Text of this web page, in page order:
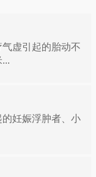
，砂仁6克，生
中去除腥味，并
清水洗净。然后
火煲2小时即可，
，加入粳米同煮
虚引起的胎动不
妊娠浮肿者、小